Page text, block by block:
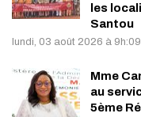
les
Santou
lundi, 03 août 2026 à 9h:09
Mme
au
5ème